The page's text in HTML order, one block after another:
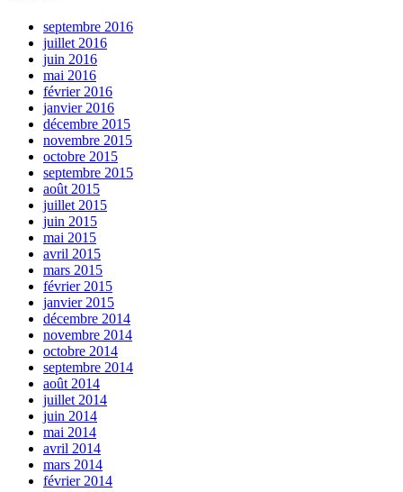
septembre 2016
juillet 2016
juin 2016
mai 2016
février 2016
janvier 2016
décembre 2015
novembre 2015
octobre 2015
septembre 2015
août 2015
juillet 2015
juin 2015
mai 2015
avril 2015
mars 2015
février 2015
janvier 2015
décembre 2014
novembre 2014
octobre 2014
septembre 2014
août 2014
juillet 2014
juin 2014
mai 2014
avril 2014
mars 2014
février 2014